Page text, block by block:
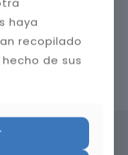
haya
recopilado
de sus